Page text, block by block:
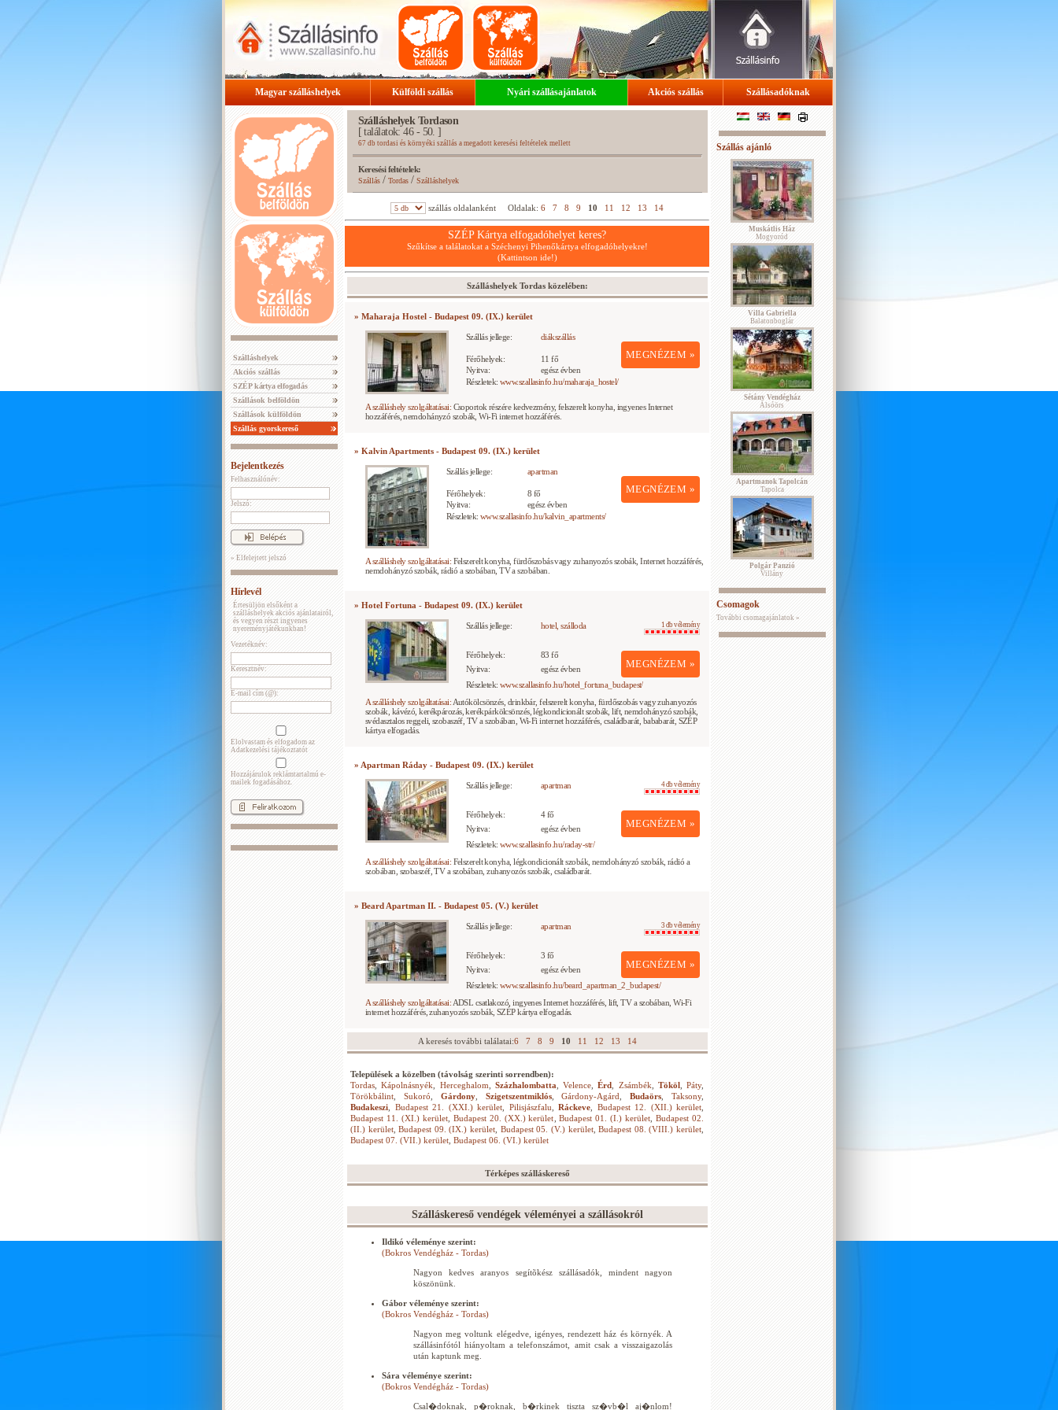
Magyar szálláshelyek Külföldi szállás Nyári szállásajánlatok Akciós szállás Szállásadóknak
Szálláshelyek
Akciós szállás
SZÉP kártya elfogadás
Szállások belföldön
Szállások külföldön
Szállás gyorskereső
Bejelentkezés
Felhasználónév:
Jelszó:
» Elfelejtett jelszó
Hírlevél
Értesüljön elsőként a
szálláshelyek akciós ajánlatairól,
és vegyen részt ingyenes
nyereményjátékunkban!
Vezetéknév:
Keresztnév:
E-mail cím (@):
Elolvastam és elfogadom az
Adatkezelési tájékoztatót
Hozzájárulok reklámtartalmú e-
mailek fogadásához.
Szálláshelyek Tordason
[ találatok: 46 - 50. ]
67 db tordasi és környéki szállás a megadott keresési feltételek mellett
Keresési feltételek:
Szállás/ Tordas/Szálláshelyek
szállás oldalanként Oldalak: 6 7 8 9 10 11 12 13 14
SZÉP Kártya elfogadóhelyet keres?
Szűkítse a találatokat a Széchenyi Pihenőkártya elfogadóhelyekre!
(Kattintson ide!)
Szálláshelyek Tordas közelében:
» Maharaja Hostel - Budapest 09. (IX.) kerület
Szállás jellege: diákszállás
MEGNÉZEM »
Férőhelyek:
11 fő
Nyitva:
egész évben
Részletek: www.szallasinfo.hu/maharaja_hostel/
A szálláshely szolgáltatásai: Csoportok részére kedvezmény, felszerelt konyha, ingyenes Internet
hozzáférés, nemdohányzó szobák, Wi-Fi internet hozzáférés.
» Kalvin Apartments - Budapest 09. (IX.) kerület
Szállás jellege: apartman
MEGNÉZEM »
Férőhelyek:
8 fő
Nyitva:
egész évben
Részletek: www.szallasinfo.hu/kalvin_apartments/
A szálláshely szolgáltatásai: Felszerelt konyha, fürdőszobás vagy zuhanyozós szobák, Internet hozzáférés,
nemdohányzó szobák, rádió a szobában, TV a szobában.
» Hotel Fortuna - Budapest 09. (IX.) kerület
Szállás jellege: hotel, szálloda 1 db vélemény
MEGNÉZEM »
Férőhelyek:
83 fő
Nyitva:
egész évben
Részletek: www.szallasinfo.hu/hotel_fortuna_budapest/
A szálláshely szolgáltatásai: Autókölcsönzés, drinkbár, felszerelt konyha, fürdőszobás vagy zuhanyozós
szobák, kávézó, kerékpározás, kerékpárkölcsönzés, légkondicionált szobák, lift, nemdohányzó szobák,
svédasztalos reggeli, szobaszéf, TV a szobában, Wi-Fi internet hozzáférés, családbarát, bababarát, SZÉP
kártya elfogadás.
» Apartman Ráday - Budapest 09. (IX.) kerület
Szállás jellege: apartman 4 db vélemény
MEGNÉZEM »
Férőhelyek:
4 fő
Nyitva:
egész évben
Részletek: www.szallasinfo.hu/raday-str/
A szálláshely szolgáltatásai: Felszerelt konyha, légkondicionált szobák, nemdohányzó szobák, rádió a
szobában, szobaszéf, TV a szobában, zuhanyozós szobák, családbarát.
» Beard Apartman II. - Budapest 05. (V.) kerület
Szállás jellege: apartman 3 db vélemény
MEGNÉZEM »
Férőhelyek:
3 fő
Nyitva:
egész évben
Részletek: www.szallasinfo.hu/beard_apartman_2_budapest/
A szálláshely szolgáltatásai: ADSL csatlakozó, ingyenes Internet hozzáférés, lift, TV a szobában, Wi-Fi
internet hozzáférés, zuhanyozós szobák, SZÉP kártya elfogadás.
A keresés további találatai:6 7 8 9 10 11 12 13 14
Települések a közelben (távolság szerinti sorrendben):
Tordas ,Kápolnásnyék Herceghalom Százhalombatta Velence ,Érd Zsámbék Tököl, Páty,
Törökbálint
Sukoró Gárdony, Szigetszentmiklós,Gárdony-Agárd ,Budaörs ,Taksony,
Budakeszi
Budapest 21. (XXI.) kerület Pilisjászfalu Ráckeve Budapest 12. (XII.) kerület
Budapest 11. (XI.) kerület, Budapest 20. (XX.) kerület ,Budapest 01. (I.) kerület ,Budapest 02.
(II.) kerület,Budapest 09. (IX.) kerület Budapest 05. (V.) kerület,Budapest 08. (VIII.) kerület
Budapest 07. (VII.) kerület Budapest 06. (VI.) kerület
Térképes szálláskereső
Szálláskereső vendégek véleményei a szállásokról
Ildikó véleménye szerint:
(Bokros Vendégház - Tordas)
Nagyon kedves aranyos segítõkész szállásadók, mindent nagyon
köszönünk.
Gábor véleménye szerint:
(Bokros Vendégház - Tordas)
Nagyon meg voltunk elégedve, igényes, rendezett ház és környék. A
szállásinfótól hiányoltam a telefonszámot, amit csak a visszaigazolás
után kaptunk meg.
Sára véleménye szerint:
(Bokros Vendégház - Tordas)
Csal�doknak, p�roknak, b�rkinek tiszta sz�vb�l aj�nlom!
Szállás ajánló
Muskátlis Ház
Mogyoród
Villa Gabriella
Balatonboglár
Sétány Vendégház
Alsóörs
Apartmanok Tapolcán
Tapolca
Polgár Panzió
Villány
Csomagok
További csomagajánlatok »